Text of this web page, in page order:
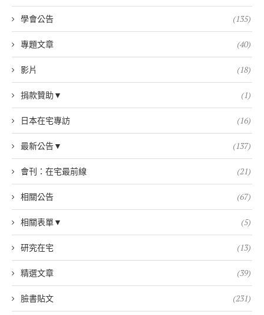
學會公告 (135)
專題文章 (40)
影片 (18)
捐款贊助▼ (1)
日本在宅專訪 (16)
最新公告▼ (137)
會刊：在宅最前線 (21)
相關公告 (67)
相關表單▼ (5)
研究在宅 (13)
精選文章 (39)
臉書貼文 (231)